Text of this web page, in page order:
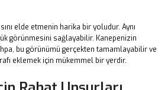
elde etmenin harika bir yoludur. Aynı
görünmesini sağlayabilir. Kanepenizin
bu görünümü gerçekten tamamlayabilir ve
eklemek için mükemmel bir yerdir.